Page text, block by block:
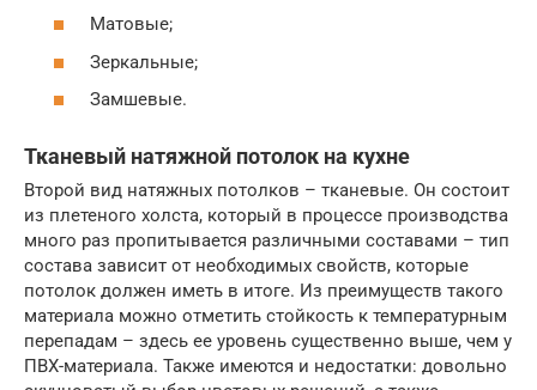
Матовые;
Зеркальные;
Замшевые.
Тканевый натяжной потолок на кухне
Второй вид натяжных потолков – тканевые. Он состоит
из плетеного холста, который в процессе производства
много раз пропитывается различными составами – тип
состава зависит от необходимых свойств, которые
потолок должен иметь в итоге. Из преимуществ такого
материала можно отметить стойкость к температурным
перепадам – здесь ее уровень существенно выше, чем у
ПВХ-материала. Также имеются и недостатки: довольно